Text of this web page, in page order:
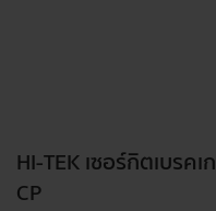
HI-TEK เซอร์กิตเบรค
CP